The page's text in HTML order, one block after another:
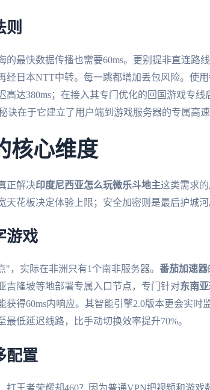
则
的最快数据传播也需要60ms。更别提非直连路
经日本NTT中转。每一跳都增加丢包风险。使用
高达380ms；在接入其专门优化的回国游戏专
诀在于它建立了用户端到游戏服务器的专属高速
核心维度
正解决印度尼西亚怎么玩微乐斗地主这类需求的
天花板决定体验上限；安全加密则是最后护城河
游戏
"，实际在非洲只有1个南非服务器。 番茄加速器
吉隆坡等地部署专属入口节点，专门针对东南
获得60ms内响应。其智能引擎2.0版本更会实时
低延迟线路，比手动切换效率提升70%。
配置
打王者荣耀却460？因为普通VPN把视频和游戏